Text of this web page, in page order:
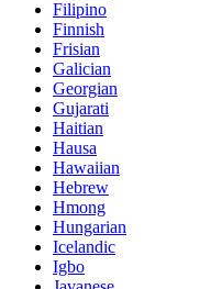
Filipino
Finnish
Frisian
Galician
Georgian
Gujarati
Haitian
Hausa
Hawaiian
Hebrew
Hmong
Hungarian
Icelandic
Igbo